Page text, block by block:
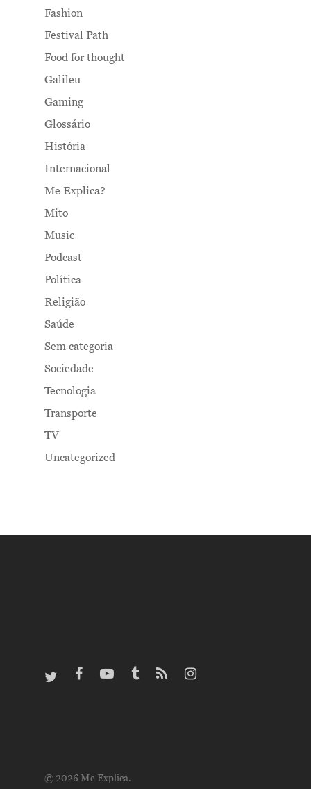
Fashion
Festival Path
Food for thought
Galileu
Gaming
Glossário
História
Internacional
Me Explica?
Mito
Music
Podcast
Política
Religião
Saúde
Sem categoria
Sociedade
Tecnologia
Transporte
TV
Uncategorized
© 2026 Me Explica.